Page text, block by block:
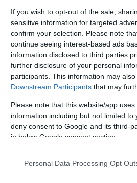
If you wish to opt-out of the sale,
sensitive information for targeted
confirm your selection. Please note
continue seeing interest-based ads
information disclosed to third parties
further disclosure of your personal
participants. This information may
Downstream Participants that may
Please note that this website/app
information including but not limited
deny consent to Google and its third-
in below Google consent section.
Personal Data Processing Opt